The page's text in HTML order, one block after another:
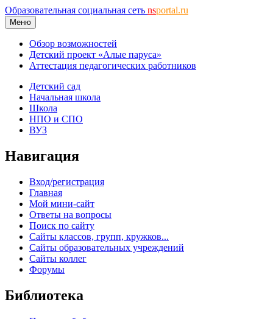
Образовательная социальная сеть nsportal.ru
Меню
Обзор возможностей
Детский проект «Алые паруса»
Аттестация педагогических работников
Детский сад
Начальная школа
Школа
НПО и СПО
ВУЗ
Навигация
Вход/регистрация
Главная
Мой мини-сайт
Ответы на вопросы
Поиск по сайту
Сайты классов, групп, кружков...
Сайты образовательных учреждений
Сайты коллег
Форумы
Библиотека